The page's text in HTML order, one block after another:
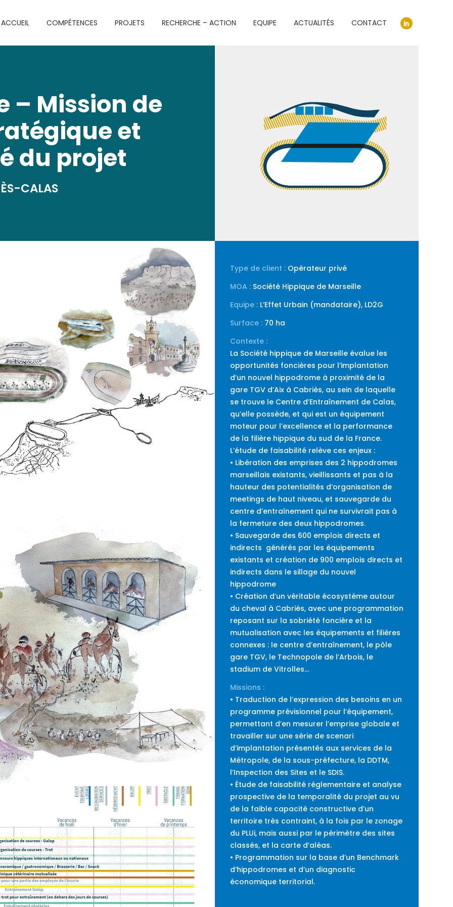
ACCUEIL COMPÉTENCES PROJETS RECHERCHE – ACTION EQUIPE ACTUALITÉS CONTACT
– Mission de
et
du projet
CALAS
Type de client : Opérateur privé
MOA : Société Hippique de Marseille
Equipe : L’Effet Urbain (mandataire), LD2G
Surface : 70 ha
Contexte :
La Société hippique de Marseille évalue les
opportunités foncières pour l’implantation
d’un nouvel hippodrome à proximité de la
gare TGV d’Aix à Cabriès, au sein de laquelle
se trouve le Centre d’Entraînement de Calas,
qu’elle possède, et qui est un équipement
moteur pour l’excellence et la performance
de la filière hippique du sud de la France.
L’étude de faisabilité relève ces enjeux :
• Libération des emprises des 2 hippodromes
marseillais existants, vieillissants et pas à la
hauteur des potentialités d’organisation de
meetings de haut niveau, et sauvegarde du
centre d’entraînement qui ne survivrait pas à
la fermeture des deux hippodromes.
• Sauvegarde des 600 emplois directs et
indirects générés par les équipements
existants et création de 900 emplois directs et
indirects dans le sillage du nouvel
hippodrome
• Création d’un véritable écosystème autour
du cheval à Cabriès, avec une programmation
reposant sur la sobriété foncière et la
mutualisation avec les équipements et filières
connexes : le centre d’entraînement, le pôle
gare TGV, le Technopole de l’Arbois, le
stadium de Vitrolles…
Missions :
• Traduction de l’expression des besoins en un
programme prévisionnel pour l’équipement,
permettant d’en mesurer l’emprise globale et
travailler sur une série de scenari
d’implantation présentés aux services de la
Métropole, de la sous-préfecture, la DDTM,
l’Inspection des Sites et le SDIS.
• Étude de faisabilité réglementaire et analyse
prospective de la temporalité du projet au vu
de la faible capacité constructive d’un
territoire très contraint, à la fois par le zonage
du PLUi, mais aussi par le périmètre des sites
classés, et la carte d’aléas.
• Programmation sur la base d’un Benchmark
d’hippodromes et d’un diagnostic
économique territorial.